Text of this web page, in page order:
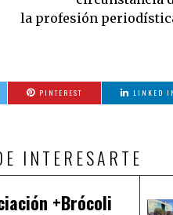
la profesión
PINTEREST LINKED
INTERESARTE
+Brócoli